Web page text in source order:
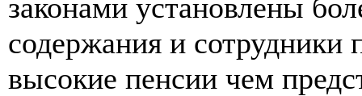
законами установлены
содержания и сотрудники
высокие пенсии чем